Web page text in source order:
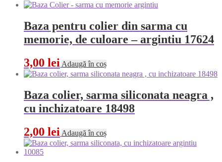
cele
recente
Baza pentru colier din sarma cu
memorie, de culoare – argintiu 17624
3,00 lei Adaugă în coș
Baza colier, sarma siliconata neagra ,
cu inchizatoare 18498
2,00 lei Adaugă în coș